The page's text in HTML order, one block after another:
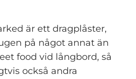
är ett dragplåster,
på något annat än
food vid långbord, så
också andra